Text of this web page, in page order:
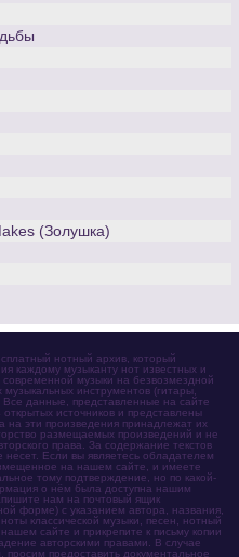
(Золушка)
нотный архив, который
каждому музыканту нот известных и
современной музыки на безвозмездной
инструментов (гитары,
данные, представленные на сайте
источников и представлены
на эти произведения принадлежат их
размещаемых произведений и не
права. За содержание текстов
несет. Если вы являетесь обладателем
на нашем сайте, и имеете
тому подтверждение, но по какой-
о нём была доступна нашим
нам на почтовый ящик
форме) с указанием автора, названия,
классической музыки, песен, нотный
сайте и прикрепите к письму копии
авторскими правами. В случае
предоставить документальное